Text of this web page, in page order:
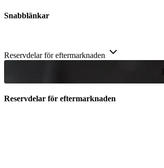
Snabblänkar
Reservdelar för eftermarknaden
Reservdelar för eftermarknaden